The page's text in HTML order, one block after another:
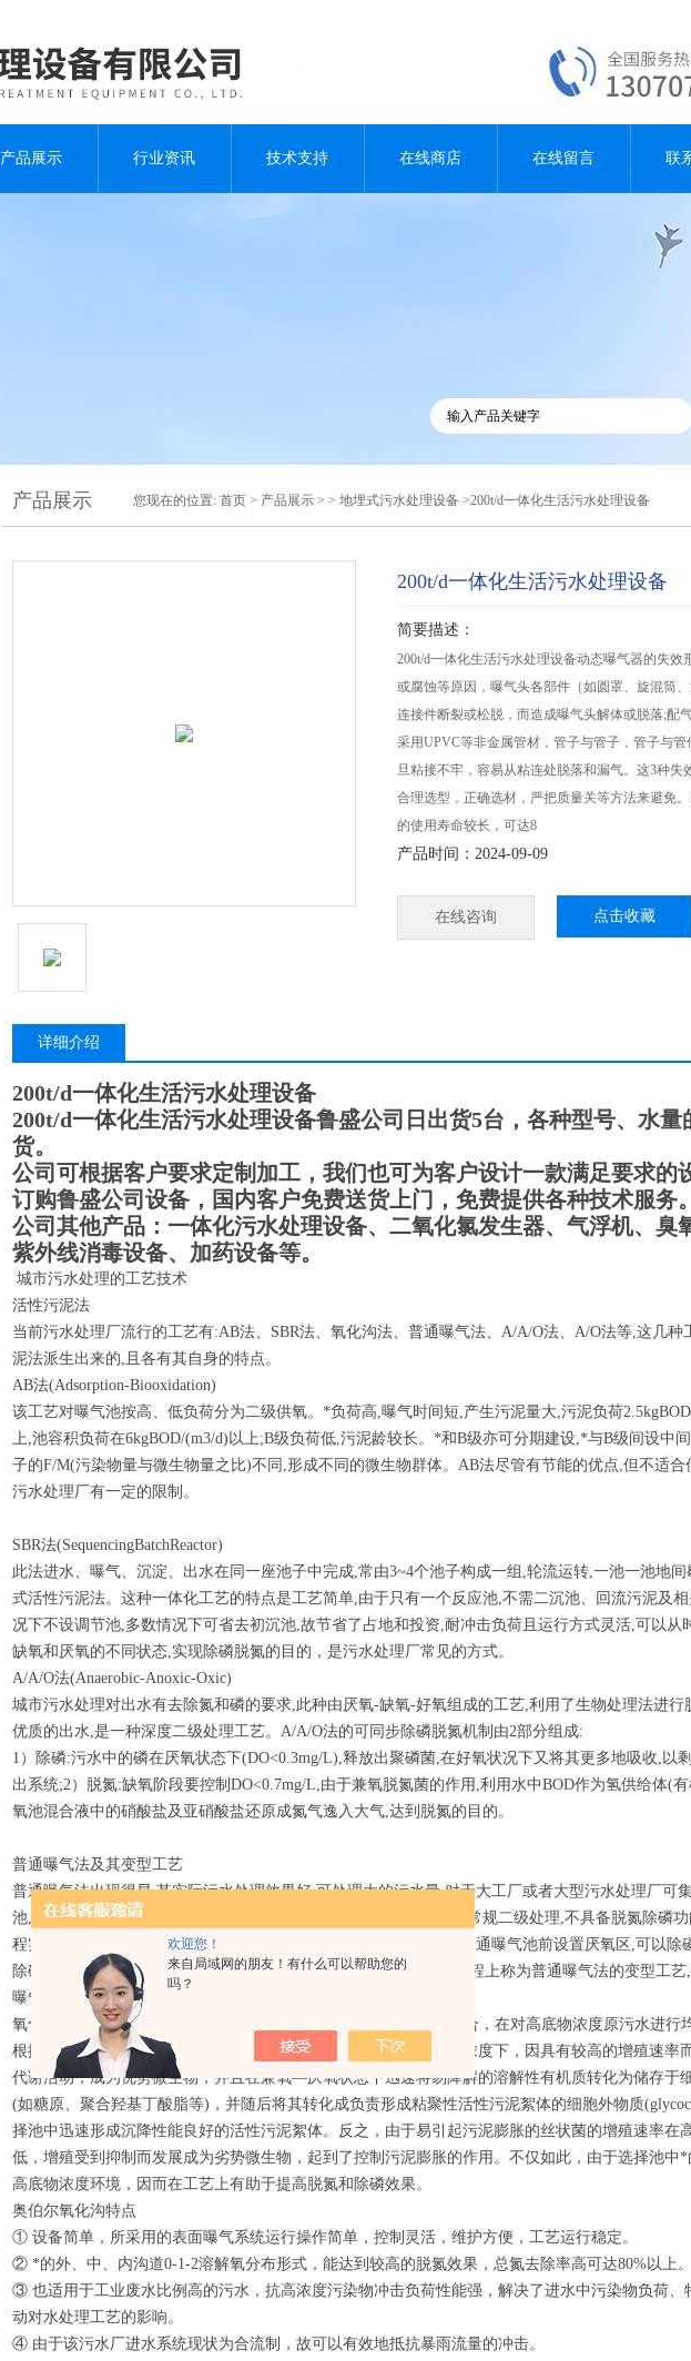
欢迎您！
来自局域网的朋友！有什么可以帮助您的
吗？
产品展示 行业资讯 技术支持 在线商店 在线留言 联
产品展示 您现在的位置: 首页 > 产品展示 > > 地埋式污水处理设备 >200t/d一体化生活污水处理设备
200t/d一体化生活污水处理设备
简要描述：
200t/d一体化生活污水处理设备动态曝气器的失效
或腐蚀等原因，曝气头各部件（如圆罩、旋混筒
连接件断裂或松脱，而造成曝气头解体或脱落;配
采用UPVC等非金属管材，管子与管子，管子与
旦粘接不牢，容易从粘连处脱落和漏气。这3种失
合理选型，正确选材，严把质量关等方法来避免
的使用寿命较长，可达8
产品时间：2024-09-09
在线咨询 点击收藏
详细介绍
200t/d一体化生活污水处理设备
200t/d一体化生活污水处理设备鲁盛公司日出货5台，各种型号、水量
货。
公司可根据客户要求定制加工，我们也可为客户设计一款满足要求的
订购鲁盛公司设备，国内客户免费送货上门，免费提供各种技术服务。
公司其他产品：一体化污水处理设备、二氧化氯发生器、气浮机、臭
紫外线消毒设备、加药设备等。
城市污水处理的工艺技术
活性污泥法
当前污水处理厂流行的工艺有:AB法、SBR法、氧化沟法、普通曝气法、A/A/O法、A/O法等,这几种
泥法派生出来的,且各有其自身的特点。
AB法(Adsorption-Biooxidation)
该工艺对曝气池按高、低负荷分为二级供氧。*负荷高,曝气时间短,产生污泥量大,污泥负荷
上,池容积负荷在6kgBOD/(m3/d)以上;B级负荷低,污泥龄较长。*和B级亦可分期建设,*与B级间设中
子的F/M(污染物量与微生物量之比)不同,形成不同的微生物群体。AB法尽管有节能的优点,但不适合
污水处理厂有一定的限制。
SBR法(SequencingBatchReactor)
此法进水、曝气、沉淀、出水在同一座池子中完成,常由3~4个池子构成一组,轮流运转,一池一池地
式活性污泥法。这种一体化工艺的特点是工艺简单,由于只有一个反应池,不需二沉池、回流污泥及
况下不设调节池,多数情况下可省去初沉池,故节省了占地和投资,耐冲击负荷且运行方式灵活,可以从
缺氧和厌氧的不同状态,实现除磷脱氮的目的，是污水处理厂常见的方式。
A/A/O法(Anaerobic-Anoxic-Oxic)
城市污水处理对出水有去除氮和磷的要求,此种由厌氧-缺氧-好氧组成的工艺,利用了生物处理法进行
优质的出水,是一种深度二级处理工艺。A/A/O法的可同步除磷脱氮机制由2部分组成:
1）除磷:污水中的磷在厌氧状态下(DO<0.3mg/L),释放出聚磷菌,在好氧状况下又将其更多地吸收,以
出系统;2）脱氮:缺氧阶段要控制DO<0.7mg/L,由于兼氧脱氮菌的作用,利用水中BOD作为氢供给体(
氧池混合液中的硝酸盐及亚硝酸盐还原成氮气逸入大气,达到脱氮的目的。
普通曝气法及其变型工艺
普通曝气法出现得早,其实际污水处理效果好,可处理大的污水量,对于大工厂或者大型污水处理厂可
池,所产生的沼气可作能源利用。传统普曝法的不足之处是只能作为常规二级处理,不具备脱氮除磷
程实践中,通过降低普通曝气池的容积负荷,可以达到脱氮的目的;在普通曝气池前设置厌氧区,可以除
除磷。采用普通曝气法去除BOD5,在池型上有多种形式,如氧化沟,工程上称为普通曝气法的变型工艺
曝气法。
氧化沟前设置生物选择池，将进水和回流污泥(回流率100%)迅速混合，在对高底物浓度原污水进行
根据微生物选择理论，处以饥饿状态的主要微生物菌胶团在高底物浓度下，因具有较高的增殖速率
代谢活动，成为优势微生物，并且在兼氧—厌氧状态下迅速将易降解的溶解性有机质转化为储存于
(如糖原、聚合羟基丁酸脂等)，并随后将其转化成负责形成粘聚性活性污泥絮体的细胞外物质
择池中迅速形成沉降性能良好的活性污泥絮体。反之，由于易引起污泥膨胀的丝状菌的增殖速率在
低，增殖受到抑制而发展成为劣势微生物，起到了控制污泥膨胀的作用。不仅如此，由于选择池中
高底物浓度环境，因而在工艺上有助于提高脱氮和除磷效果。
奥伯尔氧化沟特点
① 设备简单，所采用的表面曝气系统运行操作简单，控制灵活，维护方便，工艺运行稳定。
② *的外、中、内沟道0-1-2溶解氧分布形式，能达到较高的脱氮效果，总氮去除率高可达80%以上。
③ 也适用于工业废水比例高的污水，抗高浓度污染物冲击负荷性能强，解决了进水中污染物负荷、
动对水处理工艺的影响。
④ 由于该污水厂进水系统现状为合流制，故可以有效地抵抗暴雨流量的冲击。